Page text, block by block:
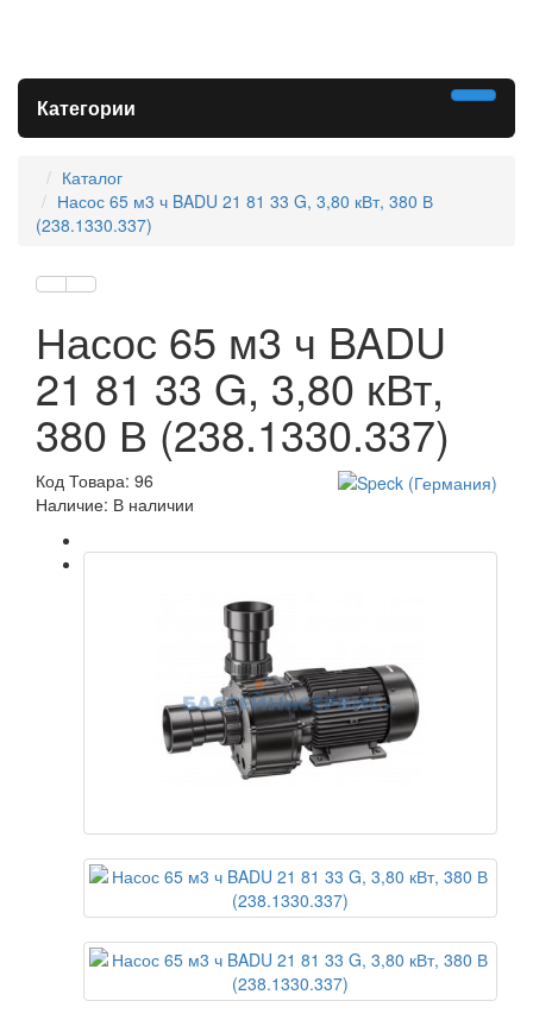
Категории
Каталог
Насос 65 м3 ч BADU 21 81 33 G, 3,80 кВт, 380 В
(238.1330.337)
Насос 65 м3 ч BADU
21 81 33 G, 3,80 кВт,
380 В (238.1330.337)
Код Товара: 96
Наличие: В наличии